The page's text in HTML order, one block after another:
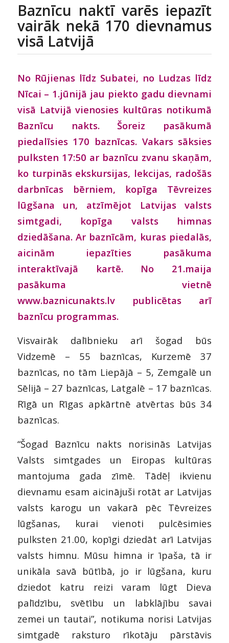
Baznīcu naktī varēs iepazīt
vairāk nekā 170 dievnamus
visā Latvijā
No Rūjienas līdz Subatei, no Ludzas līdz
Nīcai – 1.jūnijā jau piekto gadu dievnami
visā Latvijā vienosies kultūras notikumā
Baznīcu nakts. Šoreiz pasākumā
piedalīsies 170 baznīcas. Vakars sāksies
pulksten 17:50 ar baznīcu zvanu skaņām,
ko turpinās ekskursijas, lekcijas, radošās
darbnīcas bērniem, kopīga Tēvreizes
lūgšana un, atzīmējot Latvijas valsts
simtgadi, kopīga valsts himnas
dziedāšana. Ar baznīcām, kuras piedalās,
aicinām iepazīties pasākuma
interaktīvajā kartē. No 21.maija
pasākuma vietnē
www.baznicunakts.lvpublicētas arī
baznīcu programmas.
Visvairāk dalībnieku arī šogad būs
Vidzemē – 55 baznīcas, Kurzemē 37
baznīcas, no tām Liepājā – 5, Zemgalē un
Sēlijā – 27 baznīcas, Latgalē – 17 baznīcas.
Rīgā un Rīgas apkārtnē atvērtas būs 34
baznīcas.
“Šogad Baznīcu nakts norisinās Latvijas
Valsts simtgades un Eiropas kultūras
mantojuma gada zīmē. Tādēļ ikvienu
dievnamu esam aicinājuši rotāt ar Latvijas
valsts karogu un vakarā pēc Tēvreizes
lūgšanas, kurai vienoti pulcēsimies
pulksten 21.00, kopīgi dziedāt arī Latvijas
valsts himnu. Mūsu himna ir īpaša, tā ir
unikāla savā būtībā, jo ir lūgšana, kuru
dziedot katru reizi varam lūgt Dieva
palīdzību, svētību un labklājību savai
zemei un tautai”, notikuma norisi Latvijas
simtgadē raksturo rīkotāju pārstāvis